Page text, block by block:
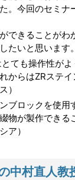
。今回のセミナ
できることがわ
たいと思います
ても操作性が
からはZRステ
）
ブロックを使用
物が製作できる
ア）
中村直人教